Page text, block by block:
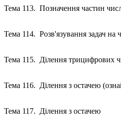
Тема 113. Позначення частин
Тема 114. Розв'язування задач на
Тема 115. Ділення трицифрових
Тема 116. Ділення з остачею
Тема 117. Ділення з остачею